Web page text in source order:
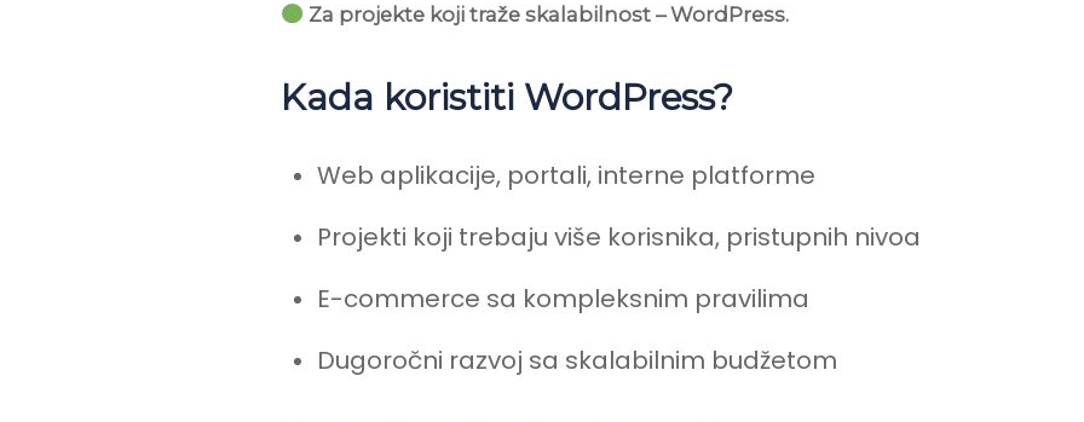
Za projekte koji traže skalabilnost – WordPress.
Kada koristiti WordPress?
Web aplikacije, portali, interne platforme
Projekti koji trebaju više korisnika, pristupnih nivoa
E-commerce sa kompleksnim pravilima
Dugoročni razvoj sa skalabilnim budžetom